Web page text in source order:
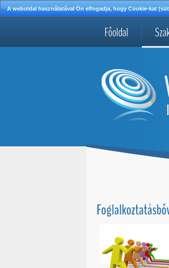
A weboldal használatával Ön elfogadja, hogy Cookie-kat
Főoldal